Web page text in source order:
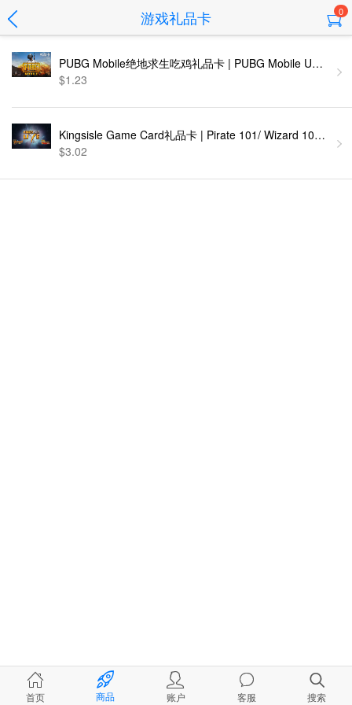
游戏礼品卡 0
PUBG Mobile绝地求生吃鸡礼品卡 | PUBG Mobile UC充值
$1.23
Kingsisle Game Card礼品卡 | Pirate 101/ Wizard 101皇冠
$3.02
首页 商品 账户 客服 搜索